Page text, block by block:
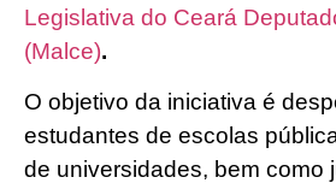
Legislativa do Ceará
(Malce).
O objetivo da iniciativa é
estudantes de escolas
de universidades, bem como